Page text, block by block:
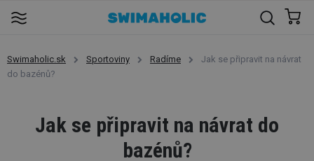
Swimaholic.sk Sportoviny Radíme
Jak se připravit na návrat
do bazénů?
Jak se připravit na návrat do
bazénů?